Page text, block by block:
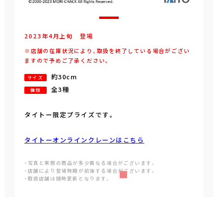
2023年4月 上旬 登場
※店舗の在庫状況により、取扱を終了している場合がござい
ますので予めご了承ください。
サイズ 約30cm
種類 全3種
タイトー限定プライズです。
タイトーオンラインクレーンはこちら
・写真と実際の商品が多少異なる場合がございます。
・店舗により登場時期が前後する場合がございます。
・取扱店舗は随時更新となります。